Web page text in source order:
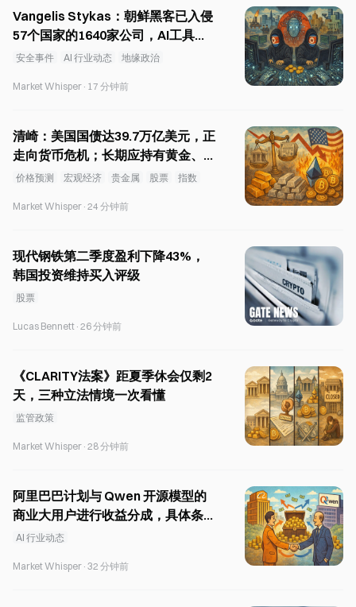
Vangelis Stykas：朝鲜黑客已入侵
57个国家的1640家公司，AI工具正
在大规模渗透
安全事件 AI 行业动态 地缘政治
Market Whisper · 17 分钟前
清崎：美国国债达39.7万亿美元，正
走向货币危机；长期应持有黄金、白
银、BTC和以太坊
价格预测 宏观经济 贵金属 股票 指数
Market Whisper · 24 分钟前
现代钢铁第二季度盈利下降43%，
韩国投资维持买入评级
股票
Lucas Bennett · 26 分钟前
《CLARITY法案》距夏季休会仅剩2
天，三种立法情境一次看懂
监管政策
Market Whisper · 28 分钟前
阿里巴巴计划与 Qwen 开源模型的
商业大用户进行收益分成，具体条款
将于下周公布。
AI 行业动态
Market Whisper · 32 分钟前